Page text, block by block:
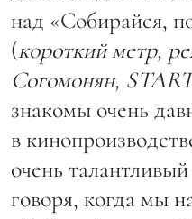
над «Собирайся,
(короткий метр,
Согомонян,
знакомы очень
в
очень
говоря, когда мы